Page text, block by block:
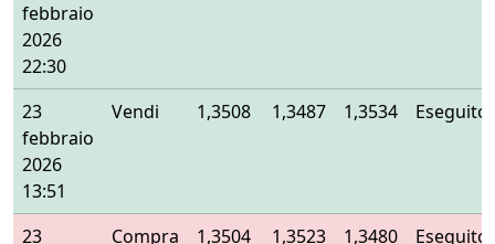
febbraio
2026
22:30
23
febbraio
2026
13:51
Vendi 1,3508 1,3487 1,3534 Eseguito
23
Compra 1,3504 1,3523 1,3480 Eseguito